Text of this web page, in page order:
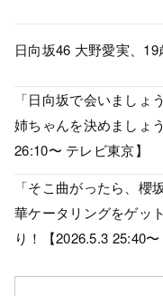
日向坂46 大野愛実、19
「日向坂で会いましょ
姉ちゃんを決めましょ
26:10〜 テレビ東京】
「そこ曲がったら、櫻
華ケータリングをゲッ
り！【2026.5.3 25:40〜